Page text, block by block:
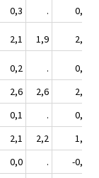
0,3 .
0,5
2,1 1,9
2,4
0,2 .
0,7
2,6 2,6
2,1
0,1 .
0,0
2,1 2,2
1,3
0,0 .
-0,1